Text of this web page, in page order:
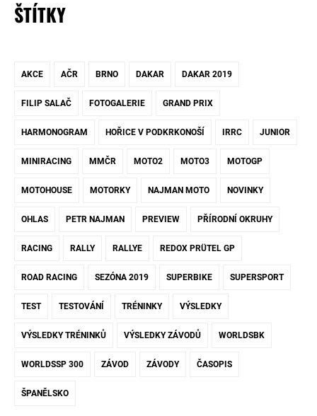
ŠTÍTKY
AKCE AČR BRNO DAKAR DAKAR 2019
FILIP SALAČ FOTOGALERIE GRAND PRIX
HARMONOGRAM HOŘICE V PODKRKONOŠÍ IRRC JUNIOR
MINIRACING MMČR MOTO2 MOTO3 MOTOGP
MOTOHOUSE MOTORKY NAJMAN MOTO NOVINKY
OHLAS PETR NAJMAN PREVIEW PŘÍRODNÍ OKRUHY
RACING RALLY RALLYE REDOX PRÜTEL GP
ROAD RACING SEZÓNA 2019 SUPERBIKE SUPERSPORT
TEST TESTOVÁNÍ TRÉNINKY VÝSLEDKY
VÝSLEDKY TRÉNINKŮ VÝSLEDKY ZÁVODŮ WORLDSBK
WORLDSSP 300 ZÁVOD ZÁVODY ČASOPIS
ŠPANĚLSKO